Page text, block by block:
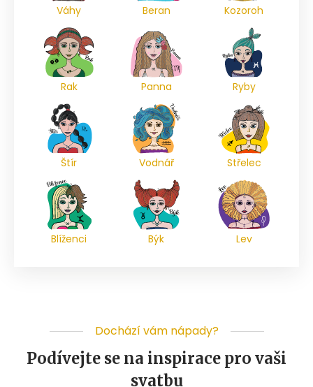
Váhy Beran Kozoroh
Rak Panna Ryby
Štír Vodnář Střelec
Blíženci Býk Lev
Dochází vám nápady?
Podívejte se na inspirace pro vaši
svatbu